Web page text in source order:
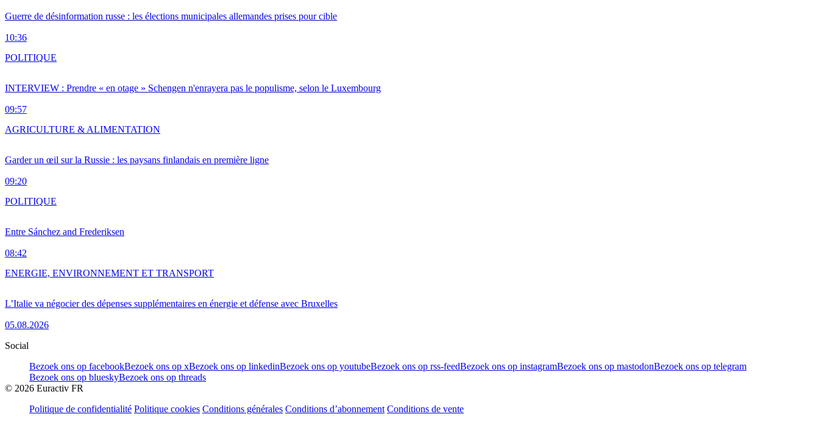
Guerre de désinformation russe : les élections municipales allemandes prises pour cible
10:36
INTERVIEW : Prendre « en otage » Schengen n'enrayera pas le populisme, selon le Luxembourg
09:57
POLITIQUE
Garder un œil sur la Russie : les paysans finlandais en première ligne
09:20
AGRICULTURE & ALIMENTATION
Entre Sánchez and Frederiksen
08:42
POLITIQUE
L’Italie va négocier des dépenses supplémentaires en énergie et défense avec Bruxelles
05.08.2026
ENERGIE, ENVIRONNEMENT ET TRANSPORT
Social
Bezoek ons op facebookBezoek ons op xBezoek ons op linkedinBezoek ons op youtubeBezoek ons op rss-feedBezoek ons op instagramBezoek ons op mastodonBezoek ons op telegram
Bezoek ons op blueskyBezoek ons op threads
© 2026 Euractiv FR
Politique de confidentialité Politique cookies Conditions générales Conditions d’abonnement Conditions de vente